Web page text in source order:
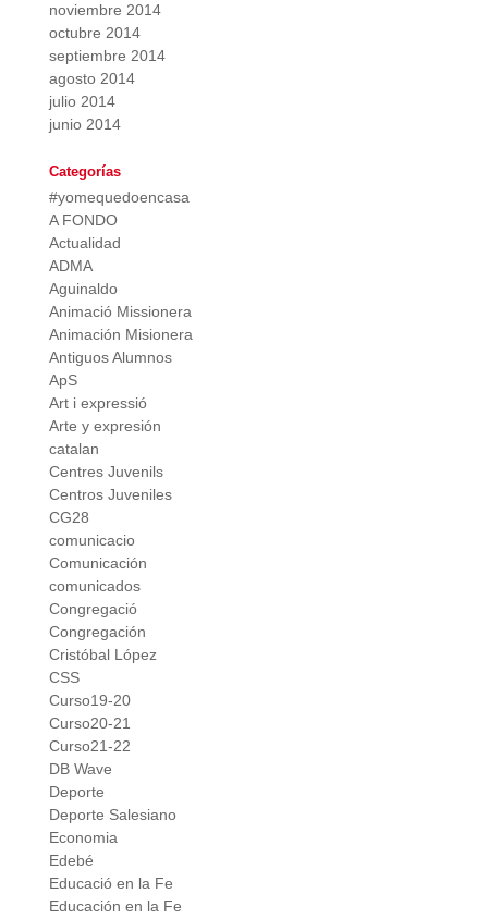
noviembre 2014
octubre 2014
septiembre 2014
agosto 2014
julio 2014
junio 2014
Categorías
#yomequedoencasa
A FONDO
Actualidad
ADMA
Aguinaldo
Animació Missionera
Animación Misionera
Antiguos Alumnos
ApS
Art i expressió
Arte y expresión
catalan
Centres Juvenils
Centros Juveniles
CG28
comunicacio
Comunicación
comunicados
Congregació
Congregación
Cristóbal López
CSS
Curso19-20
Curso20-21
Curso21-22
DB Wave
Deporte
Deporte Salesiano
Economia
Edebé
Educació en la Fe
Educación en la Fe